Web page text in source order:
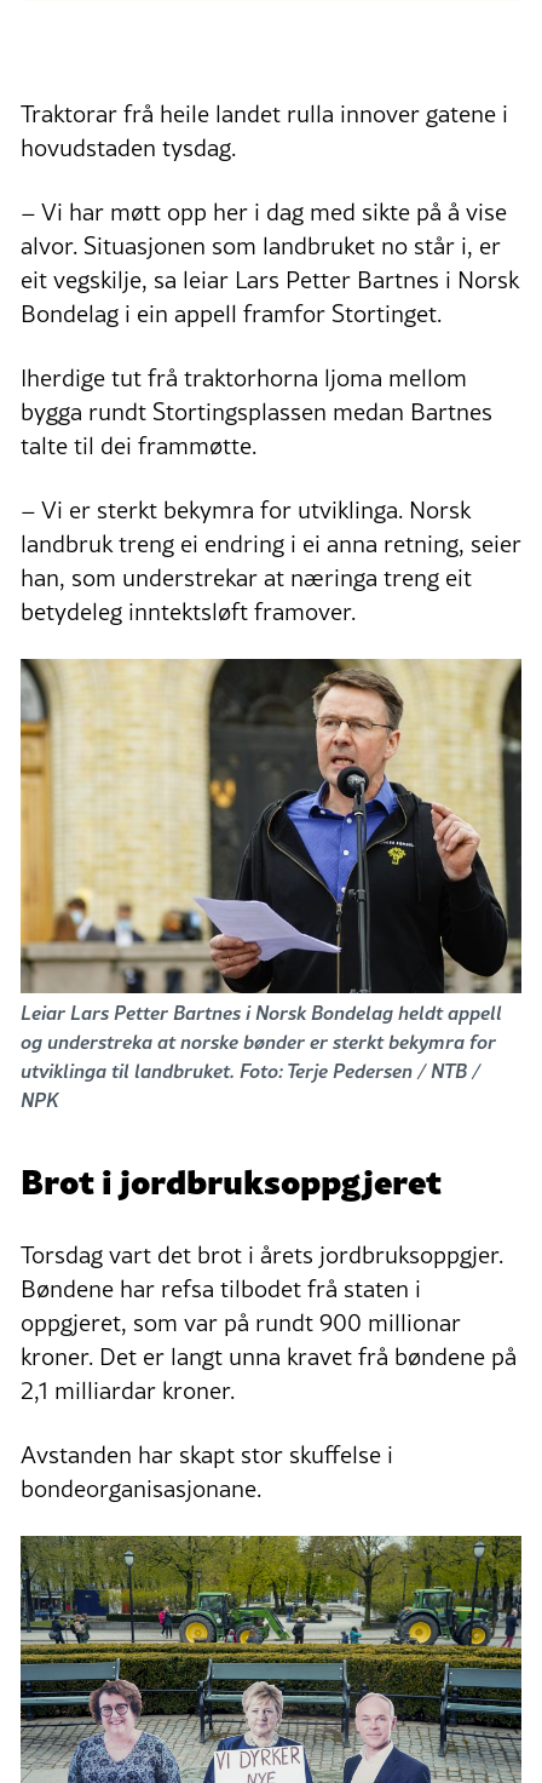
Traktorar frå heile landet rulla innover gatene i
hovudstaden tysdag.
– Vi har møtt opp her i dag med sikte på å vise
alvor. Situasjonen som landbruket no står i, er
eit vegskilje, sa leiar Lars Petter Bartnes i Norsk
Bondelag i ein appell framfor Stortinget.
Iherdige tut frå traktorhorna ljoma mellom
bygga rundt Stortingsplassen medan Bartnes
talte til dei frammøtte.
– Vi er sterkt bekymra for utviklinga. Norsk
landbruk treng ei endring i ei anna retning, seier
han, som understrekar at næringa treng eit
betydeleg inntektsløft framover.
Leiar Lars Petter Bartnes i Norsk Bondelag heldt appell
og understreka at norske bønder er sterkt bekymra for
utviklinga til landbruket. Foto: Terje Pedersen / NTB /
NPK
Brot i jordbruksoppgjeret
Torsdag vart det brot i årets jordbruksoppgjer.
Bøndene har refsa tilbodet frå staten i
oppgjeret, som var på rundt 900 millionar
kroner. Det er langt unna kravet frå bøndene på
2,1 milliardar kroner.
Avstanden har skapt stor skuffelse i
bondeorganisasjonane.